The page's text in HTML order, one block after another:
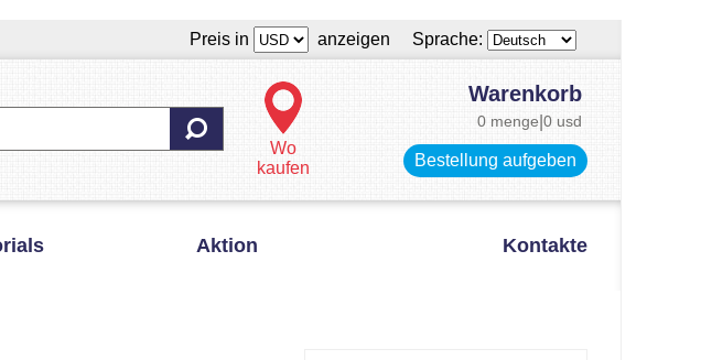
Preis in
anzeigen Sprache:
Wo
kaufen
Warenkorb
0 menge 0 usd
Bestellung aufgeben
Aktion Kontakte